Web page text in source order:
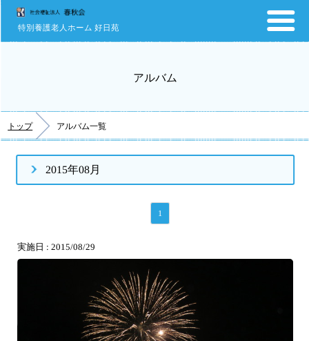
特別養護老人ホーム 好日苑
アルバム
トップ アルバム一覧
2015年08月
1
実施日 : 2015/08/29